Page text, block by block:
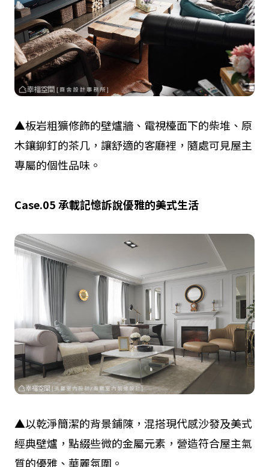
▲板岩粗獷修飾的壁爐牆、電視檯面下的柴堆、原
木鑲鉚釘的茶几，讓舒適的客廳裡，隨處可見屋主
專屬的個性品味。
Case.05承載記憶訴說優雅的美式生活
▲以乾淨簡潔的背景鋪陳，混搭現代感沙發及美式
經典壁爐，點綴些微的金屬元素，營造符合屋主氣
質的優雅、華麗氛圍。